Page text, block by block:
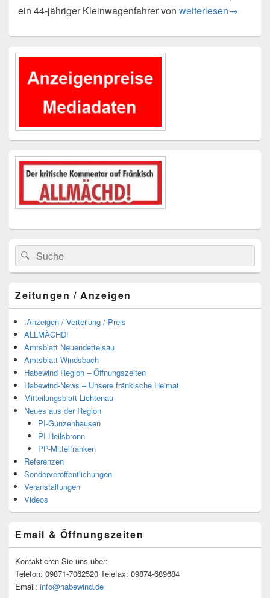
ein 44-jähriger Kleinwagenfahrer von Ein
weiterlesen→
Primärer
Widgetbereich
Suchen
nach:
Suchen
Zeitungen / Anzeigen
.Anzeigen / Verteilung / Preis
ALLMÄCHD!
Amtsblatt Neuendettelsau
Amtsblatt Windsbach
Habewind Region – Öffnungszeiten
Habewind-News – Unsere fränkische Heimat
Mitteilungsblatt Lichtenau
Neues aus der Region
PI-Gunzenhausen
PI-Heilsbronn
PP-Mittelfranken
Referenzen
Sonderveröffentlichungen
Veranstaltungen
Videos
Email & Öffnungszeiten
Kontaktieren Sie uns über:
Telefon: 09871-7062520 Telefax: 09874-689684
Email: info@habewind.de